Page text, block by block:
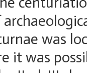
was
it was